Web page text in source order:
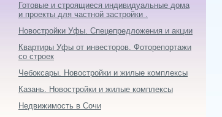
Готовые и строящиеся индивидуальные дома
и проекты для частной застройки .
Новостройки Уфы. Спецепредложения и акции
Квартиры Уфы от инвесторов. Фоторепортажи
со строек
Чебоксары. Новостройки и жилые комплексы
Казань. Новостройки и жилые комплексы
Недвижимость в Сочи